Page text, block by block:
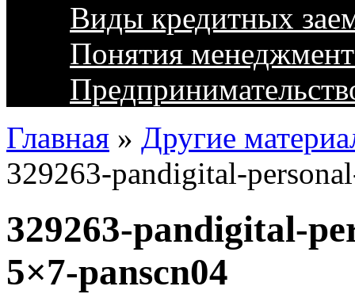
Виды кредитных
Понятия
Главная » Другие
329263-pandigital-
329263-pandigital-
5×7-panscn04